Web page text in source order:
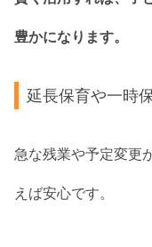
豊かになります。
延長保育や一時
急な残業や予定変更
えば安心です。